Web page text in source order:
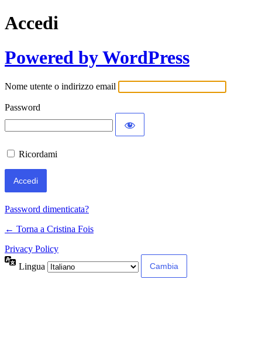
Accedi
Powered by WordPress
Nome utente o indirizzo email
Password
Ricordami
Password dimenticata?
← Torna a Cristina Fois
Privacy Policy
Lingua